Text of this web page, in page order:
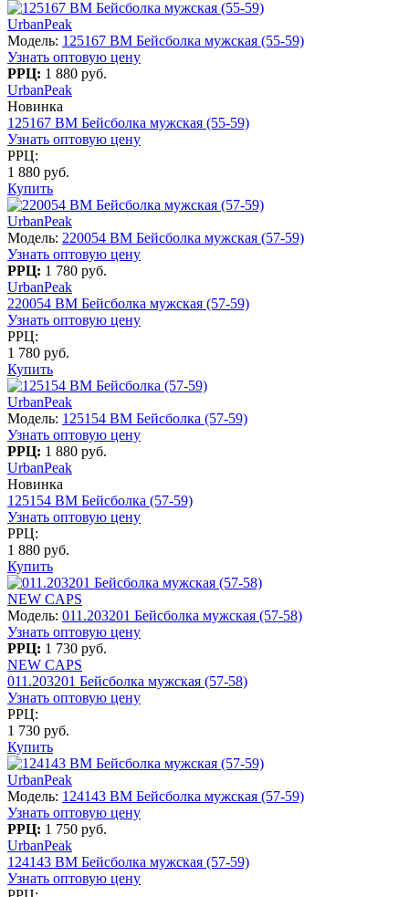
UrbanPeak
Модель: 125167 BM Бейсболка мужская (55-59)
Узнать оптовую цену
РРЦ: 1 880 руб.
UrbanPeak
Новинка
125167 BM Бейсболка мужская (55-59)
Узнать оптовую цену
РРЦ:
1 880 руб.
Купить
UrbanPeak
Модель: 220054 BM Бейсболка мужская (57-59)
Узнать оптовую цену
РРЦ: 1 780 руб.
UrbanPeak
220054 BM Бейсболка мужская (57-59)
Узнать оптовую цену
РРЦ:
1 780 руб.
Купить
UrbanPeak
Модель: 125154 BM Бейсболка (57-59)
Узнать оптовую цену
РРЦ: 1 880 руб.
UrbanPeak
Новинка
125154 BM Бейсболка (57-59)
Узнать оптовую цену
РРЦ:
1 880 руб.
Купить
NEW CAPS
Модель: 011.203201 Бейсболка мужская (57-58)
Узнать оптовую цену
РРЦ: 1 730 руб.
NEW CAPS
011.203201 Бейсболка мужская (57-58)
Узнать оптовую цену
РРЦ:
1 730 руб.
Купить
UrbanPeak
Модель: 124143 BM Бейсболка мужская (57-59)
Узнать оптовую цену
РРЦ: 1 750 руб.
UrbanPeak
124143 BM Бейсболка мужская (57-59)
Узнать оптовую цену